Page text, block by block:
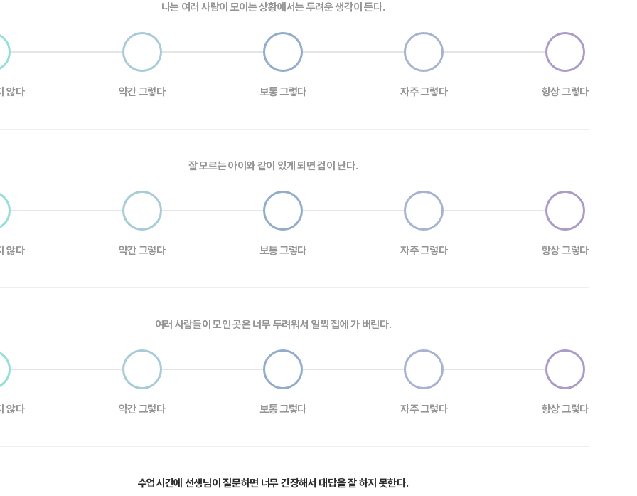
나는 여러 사람이 모이는 상황에서는 두려운 생각이 든다.
않다 약간 그렇다 보통 그렇다 자주 그렇다 항상 그렇다
잘 모르는 아이와 같이 있게 되면 겁이 난다.
않다 약간 그렇다 보통 그렇다 자주 그렇다 항상 그렇다
여러 사람들이 모인 곳은 너무 두려워서 일찍 집에 가 버린다.
않다 약간 그렇다 보통 그렇다 자주 그렇다 항상 그렇다
수업시간에 선생님이 질문하면 너무 긴장해서 대답을 잘 하지 못한다.